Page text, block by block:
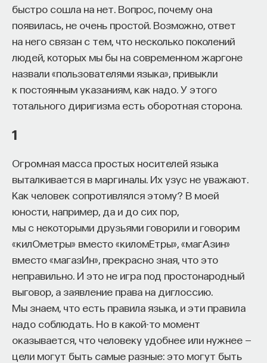
быстро сошла на нет. Вопрос, почему она
появилась, не очень простой. Возможно, ответ
на него связан с тем, что несколько поколений
людей, которых мы бы на современном жаргоне
назвали «пользователями языка», привыкли
к постоянным указаниям, как надо. У этого
тотального диригизма есть оборотная сторона.
1
Огромная масса простых носителей языка
выталкивается в маргиналы. Их узус не уважают.
Как человек сопротивлялся этому? В моей
юности, например, да и до сих пор,
мы с некоторыми друзьями говорили и говорим
«килОметры» вместо «киломЕтры», «магАзин»
вместо «магазИн», прекрасно зная, что это
неправильно. И это не игра под простонародный
выговор, а заявление права на диглоссию.
Мы знаем, что есть правила языка, и эти правила
надо соблюдать. Но в какой-то момент
оказывается, что человеку удобнее или нужнее —
цели могут быть самые разные: это могут быть
Как устроена наша нервная система
на структурном, клеточном и молекулярном
уровнях? В чем состоит роль нейромедиаторов
при управлении психическими и физическими
процессами? Как появляются зависимость,
утомление, состояние эйфории или азарта?
Каково воздействие на работу мозга гормонов,
записавшисьна курс «Химия между нейронами:
вещества, которые управляют нами»
— Ориентироваться в общих принципах
работы нашего организма
— Разбираться в биохимических процессах
мозга
— Понимать причины нейро- и психопатологий
— Осознавать связь своего поведения
и эмоций с активностью нейромедиаторов